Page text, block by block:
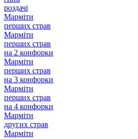
роздачі
Марміти
перших страв
Марміти
перших страв
на 2 конфорки
Марміти
перших страв
на 3 конфорки
Марміти
перших страв
на 4 конфорки
Марміти
других страв
Марміти